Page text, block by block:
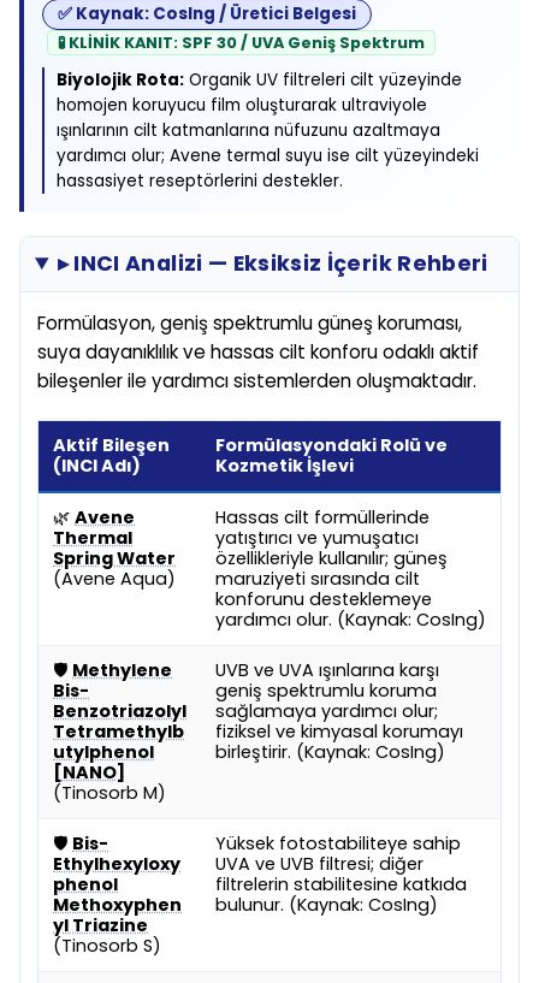
✅ Kaynak: CosIng / Üretici Belgesi
🧪 KLİNİK KANIT: SPF 30 / UVA Geniş Spektrum
Biyolojik Rota: Organik UV filtreleri cilt yüzeyinde
homojen koruyucu film oluşturarak ultraviyole
ışınlarının cilt katmanlarına nüfuzunu azaltmaya
yardımcı olur; Avene termal suyu ise cilt yüzeyindeki
hassasiyet reseptörlerini destekler.
▸ INCI Analizi — Eksiksiz İçerik Rehberi
Formülasyon, geniş spektrumlu güneş koruması,
suya dayanıklılık ve hassas cilt konforu odaklı aktif
bileşenler ile yardımcı sistemlerden oluşmaktadır.
Aktif Bileşen
(INCI Adı)
Formülasyondaki Rolü ve
Kozmetik İşlevi
🌿 Avene
Thermal
Spring Water
(Avene Aqua)
Hassas cilt formüllerinde
yatıştırıcı ve yumuşatıcı
özellikleriyle kullanılır; güneş
maruziyeti sırasında cilt
konforunu desteklemeye
yardımcı olur. (Kaynak: CosIng)
🛡️ Methylene
Bis-
Benzotriazolyl
Tetramethylb
utylphenol
[NANO]
(Tinosorb M)
UVB ve UVA ışınlarına karşı
geniş spektrumlu koruma
sağlamaya yardımcı olur;
fiziksel ve kimyasal korumayı
birleştirir. (Kaynak: CosIng)
🛡️ Bis-
Ethylhexyloxy
phenol
Methoxyphen
yl Triazine
(Tinosorb S)
Yüksek fotostabiliteye sahip
UVA ve UVB filtresi; diğer
filtrelerin stabilitesine katkıda
bulunur. (Kaynak: CosIng)